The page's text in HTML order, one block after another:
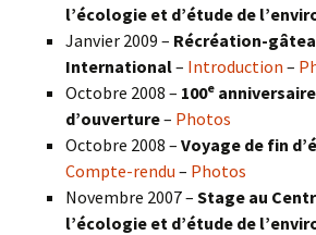
l’écologie et d’étude de
Janvier 2009 – Récréation-
International– Introduction –
Octobre 2008 – 100e
d’ouverture– Photos
Octobre 2008 – Voyage de fin
Compte-rendu – Photos
Novembre 2007 – Stage au
l’écologie et d’étude de